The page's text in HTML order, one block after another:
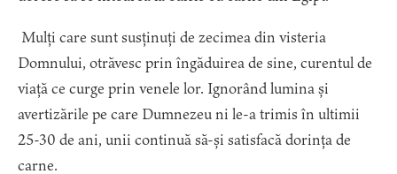
Mulți care sunt susținuți de zecimea din visteria
Domnului, otrăvesc prin îngăduirea de sine, curentul de
viață ce curge prin venele lor. Ignorând lumina și
avertizările pe care Dumnezeu ni le-a trimis în ultimii
25-30 de ani, unii continuă să-și satisfacă dorința de
carne.